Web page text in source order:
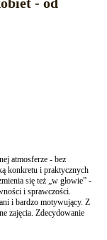
atmosferze - bez
konkretu i praktycznych
się też „w głowie” -
i sprawczości.
i bardzo motywujący. Z
zajęcia. Zdecydowanie